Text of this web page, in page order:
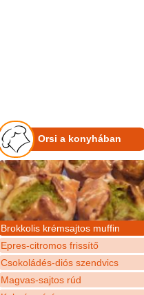
Orsi a konyhában
Brokkolis krémsajtos muffin
Epres-citromos frissítő
Csokoládés-diós szendvics
Magvas-sajtos rúd